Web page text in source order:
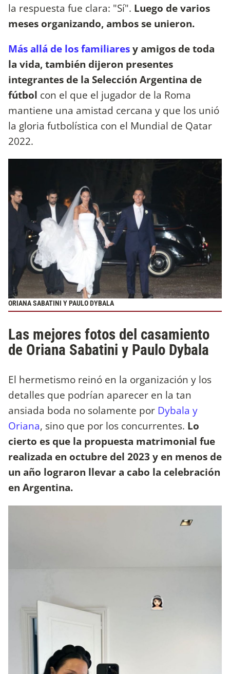
la respuesta fue clara: "Sí". Luego de varios
meses organizando, ambos se unieron.
Más allá de los familiaresy amigos de toda
la vida, también dijeron presentes
integrantes de la Selección Argentina de
fútbol con el que el jugador de la Roma
mantiene una amistad cercana y que los unió
la gloria futbolística con el Mundial de Qatar
2022.
ORIANA SABATINI Y PAULO DYBALA
Las mejores fotos del casamiento
de Oriana Sabatini y Paulo Dybala
El hermetismo reinó en la organización y los
detalles que podrían aparecer en la tan
ansiada boda no solamente por Dybala y
Oriana, sino que por los concurrentes. Lo
cierto es que la propuesta matrimonial fue
realizada en octubre del 2023 y en menos de
un año lograron llevar a cabo la celebración
en Argentina.